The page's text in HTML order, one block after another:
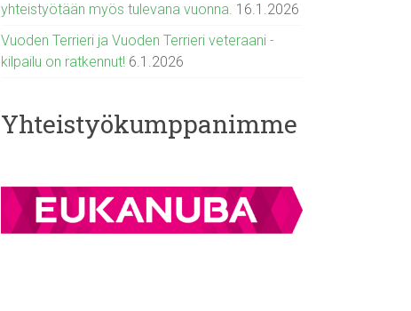
yhteistyötään myös tulevana vuonna. 16.1.2026
Vuoden Terrieri ja Vuoden Terrieri veteraani -
kilpailu on ratkennut! 6.1.2026
Yhteistyökumppanimme